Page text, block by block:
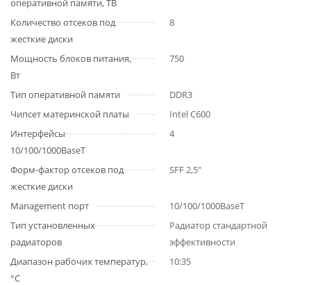
оперативной памяти, TB
Количество отсеков под
жесткие диски
8
Мощность блоков питания,
Вт
750
Тип оперативной памяти
DDR3
Чипсет материнской платы
Intel C600
Интерфейсы
10/100/1000BaseT
4
Форм-фактор отсеков под
жесткие диски
SFF 2,5"
Management порт
10/100/1000BaseT
Тип установленных
радиаторов
Радиатор стандартной
эффективности
Диапазон рабочих температур,
°C
10:35